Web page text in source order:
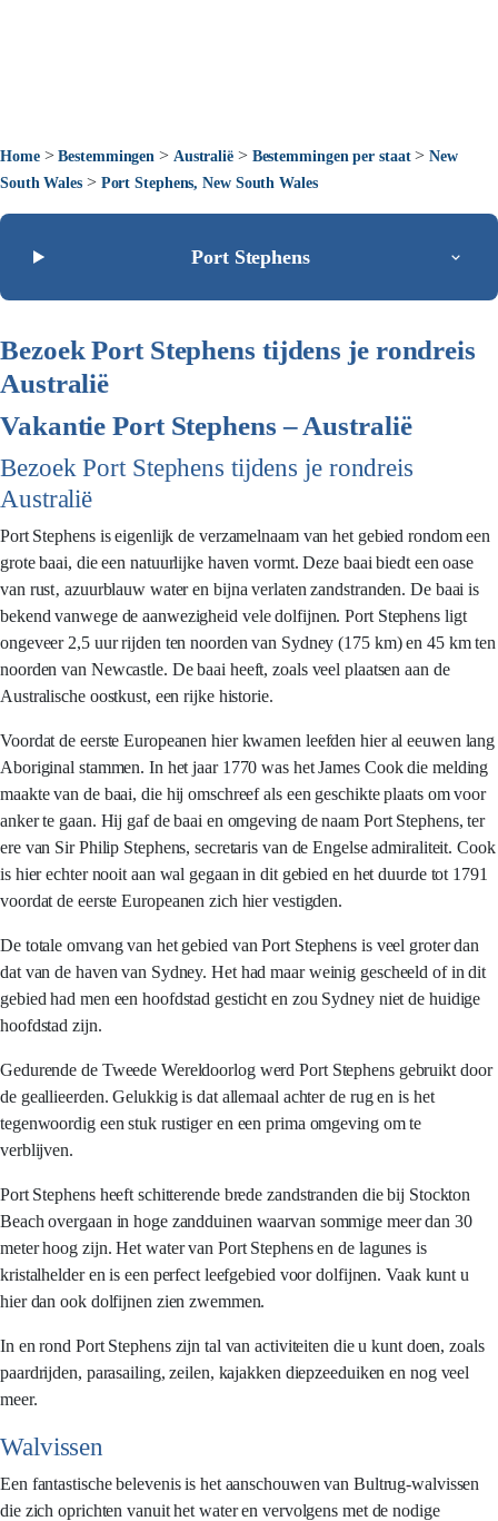
Home>Bestemmingen > Australië> Bestemmingen per staat>New
South Wales> Port Stephens, New South Wales
Port Stephens
Bezoek Port Stephens tijdens je rondreis
Australië
Vakantie Port Stephens – Australië
Bezoek Port Stephens tijdens je rondreis
Australië
Port Stephens is eigenlijk de verzamelnaam van het gebied rondom een
grote baai, die een natuurlijke haven vormt. Deze baai biedt een oase
van rust‚ azuurblauw water en bijna verlaten zandstranden. De baai is
bekend vanwege de aanwezigheid vele dolfijnen. Port Stephens ligt
ongeveer 2,5 uur rijden ten noorden van Sydney (175 km) en 45 km ten
noorden van Newcastle. De baai heeft, zoals veel plaatsen aan de
Australische oostkust, een rijke historie.
Voordat de eerste Europeanen hier kwamen leefden hier al eeuwen lang
Aboriginal stammen. In het jaar 1770 was het James Cook die melding
maakte van de baai, die hij omschreef als een geschikte plaats om voor
anker te gaan. Hij gaf de baai en omgeving de naam Port Stephens, ter
ere van Sir Philip Stephens, secretaris van de Engelse admiraliteit. Cook
is hier echter nooit aan wal gegaan in dit gebied en het duurde tot 1791
voordat de eerste Europeanen zich hier vestigden.
De totale omvang van het gebied van Port Stephens is veel groter dan
dat van de haven van Sydney. Het had maar weinig gescheeld of in dit
gebied had men een hoofdstad gesticht en zou Sydney niet de huidige
hoofdstad zijn.
Gedurende de Tweede Wereldoorlog werd Port Stephens gebruikt door
de geallieerden. Gelukkig is dat allemaal achter de rug en is het
tegenwoordig een stuk rustiger en een prima omgeving om te
verblijven.
Port Stephens heeft schitterende brede zandstranden die bij Stockton
Beach overgaan in hoge zandduinen waarvan sommige meer dan 30
meter hoog zijn. Het water van Port Stephens en de lagunes is
kristalhelder en is een perfect leefgebied voor dolfijnen. Vaak kunt u
hier dan ook dolfijnen zien zwemmen.
In en rond Port Stephens zijn tal van activiteiten die u kunt doen, zoals
paardrijden, parasailing, zeilen, kajakken diepzeeduiken en nog veel
meer.
Walvissen
Een fantastische belevenis is het aanschouwen van Bultrug-walvissen
die zich oprichten vanuit het water en vervolgens met de nodige